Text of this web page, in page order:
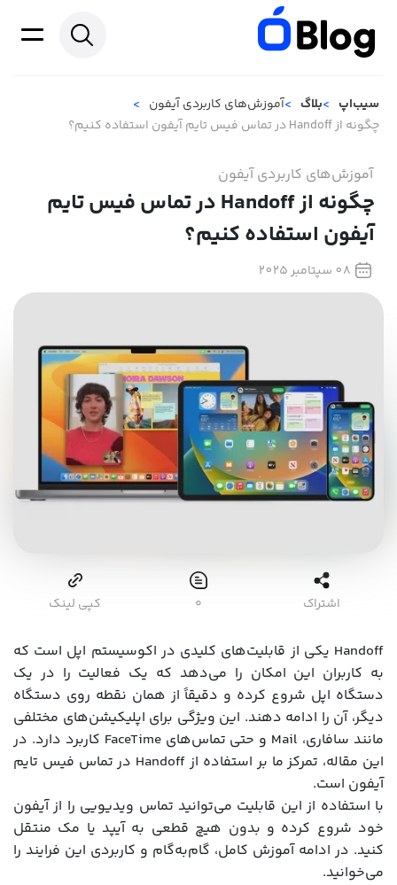
سیب‌اپ بلاگ
آموزش‌های کاربردی آیفون
چگونه از Handoff در تماس فیس تایم آیفون استفاده کنیم؟
آموزش‌های کاربردی آیفون
چگونه از Handoff در تماس فیس تایم
آیفون استفاده کنیم؟
08 سپتامبر 2025
اشتراک ۰ کپی لینک
Handoff یکی از قابلیت‌های کلیدی در اکوسیستم اپل است که
به کاربران این امکان را می‌دهد که یک فعالیت را در یک
دستگاه اپل شروع کرده و دقیقاً از همان نقطه روی دستگاه
دیگر، آن را ادامه دهند. این ویژگی برای اپلیکیشن‌های مختلفی
مانند سافاری، Mail و حتی تماس‌های FaceTime کاربرد دارد. در
این مقاله، تمرکز ما بر استفاده از Handoff در تماس فیس تایم
آیفون است.
با استفاده از این قابلیت می‌توانید تماس ویدیویی را از آیفون
خود شروع کرده و بدون هیچ قطعی به آیپد یا مک منتقل
کنید. در ادامه آموزش کامل، گام‌به‌گام و کاربردی این فرایند را
می‌خوانید.